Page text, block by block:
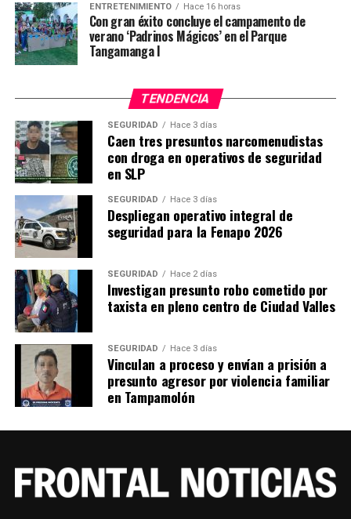
ENTRETENIMIENTO Hace 16 horas
Con gran éxito concluye el campamento de
verano ‘Padrinos Mágicos’ en el Parque
Tangamanga I
TENDENCIA
SEGURIDAD Hace 3 días
Caen tres presuntos narcomenudistas
con droga en operativos de seguridad
en SLP
SEGURIDAD Hace 3 días
Despliegan operativo integral de
seguridad para la Fenapo 2026
SEGURIDAD Hace 2 días
Investigan presunto robo cometido por
taxista en pleno centro de Ciudad Valles
SEGURIDAD Hace 3 días
Vinculan a proceso y envían a prisión a
presunto agresor por violencia familiar
en Tampamolón